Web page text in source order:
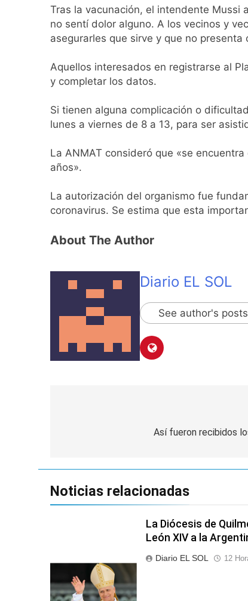
Tras la vacunación, el intendente Mussi
no sentí dolor alguno. A los vecinos y
asegurarles que sirve y que no
Aquellos interesados en registrarse al
y completar los datos.
Si tienen alguna complicación o
lunes a viernes de 8 a 13, para ser
La ANMAT consideró que «se
años».
La autorización del organismo fue
coronavirus. Se estima que esta
About The Author
Diario EL SOL
See author's posts
Así fueron recibidos
Noticias relacionadas
La Diócesis de
León XIV a la
Diario EL SOL 12